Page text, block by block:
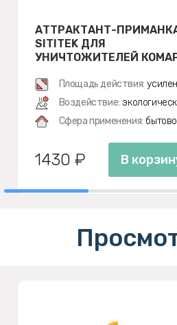
АТТРАКТАНТ-
SITITEK ДЛЯ
УНИЧТОЖИТЕЛЕЙ
Площадь действия:
Воздействие:
Сфера применения:
1430 ₽ В